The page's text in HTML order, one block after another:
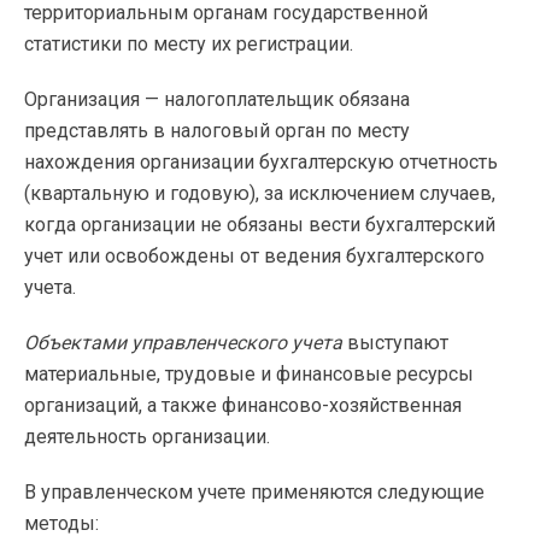
территориальным органам государственной
статистики по месту их регистрации.
Организация — налогоплательщик обязана
представлять в налоговый орган по месту
нахождения организации бухгалтерскую отчетность
(квартальную и годовую), за исключением случаев,
когда организации не обязаны вести бухгалтерский
учет или освобождены от ведения бухгалтерского
учета.
Объектами управленческого учета выступают
материальные, трудовые и финансовые ресурсы
организаций, а также финансово-хозяйственная
деятельность организации.
В управленческом учете применяются следующие
методы: